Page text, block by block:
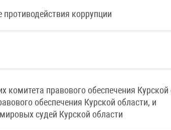
коррупции
правового обеспечения Курской
обеспечения Курской области, и
судей Курской области